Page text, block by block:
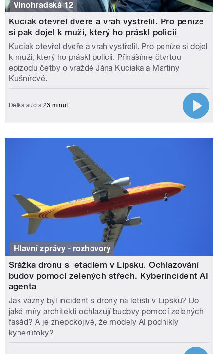
Vinohradská 12
Kuciak otevřel dveře a vrah vystřelil. Pro peníze
si pak dojel k muži, který ho práskl policii
Kuciak otevřel dveře a vrah vystřelil. Pro peníze si dojel
k muži, který ho práskl policii. Přinášíme čtvrtou
epizodu četby o vraždě Jána Kuciaka a Martiny
Kušnírové.
Délka audia 23 minut
Hlavní zprávy - rozhovory
Srážka dronu s letadlem v Lipsku. Ochlazování
budov pomocí zelených střech. Kyberincident AI
agenta
Jak vážný byl incident s drony na letišti v Lipsku? Do
jaké míry architekti ochlazují budovy pomocí zelených
fasád? A je znepokojivé, že modely AI podnikly
kyberútoky?